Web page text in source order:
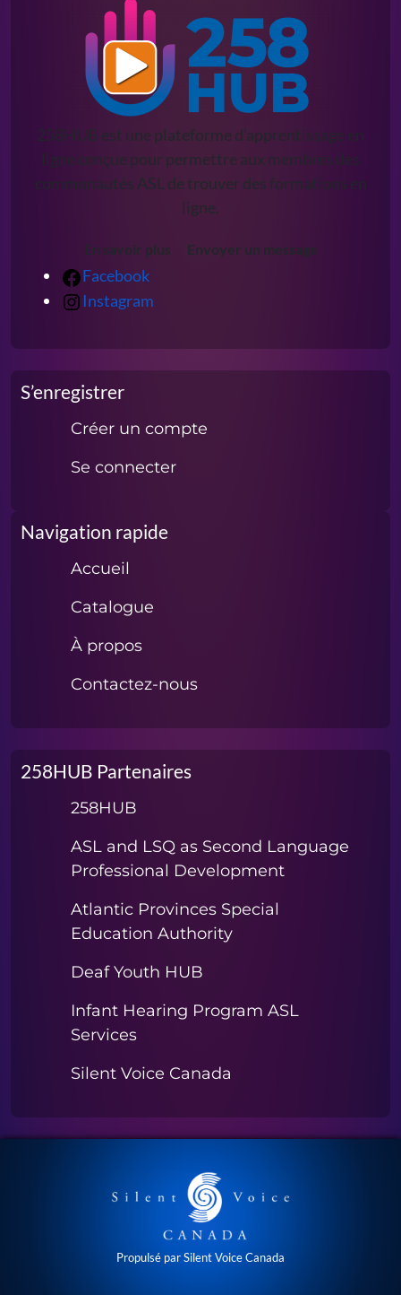
258HUB est une plateforme d’apprentissage en
ligne conçue pour permettre aux membres des
communautés ASL de trouver des formations en
ligne.
En savoir plus Envoyer un message
Facebook
Instagram
S’enregistrer
Créer un compte
Se connecter
Navigation rapide
Accueil
Catalogue
À propos
Contactez-nous
258HUB Partenaires
258HUB
ASL and LSQ as Second Language
Professional Development
Atlantic Provinces Special
Education Authority
Deaf Youth HUB
Infant Hearing Program ASL
Services
Silent Voice Canada
Propulsé par Silent Voice Canada